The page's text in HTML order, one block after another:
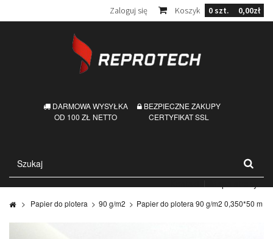
Koszyk 0 szt. 0,00zł
Zaloguj się
DARMOWA WYSYŁKA
OD 100 ZŁ NETTO
BEZPIECZNE ZAKUPY
CERTYFIKAT SSL
> Papier do plotera > 90 g/m2 > Papier do plotera 90 g/m2 0,350*50 m